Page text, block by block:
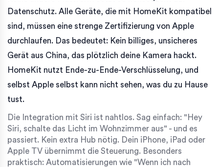
Datenschutz. Alle Geräte, die mit HomeKit kompatibel
sind, müssen eine strenge Zertifizierung von Apple
durchlaufen. Das bedeutet: Kein billiges, unsicheres
Gerät aus China, das plötzlich deine Kamera hackt.
HomeKit nutzt Ende-zu-Ende-Verschlüsselung, und
selbst Apple selbst kann nicht sehen, was du zu Hause
tust.
Die Integration mit Siri ist nahtlos. Sag einfach: "Hey
Siri, schalte das Licht im Wohnzimmer aus" - und es
passiert. Kein extra Hub nötig. Dein iPhone, iPad oder
Apple TV übernimmt die Steuerung. Besonders
praktisch: Automatisierungen wie "Wenn ich nach